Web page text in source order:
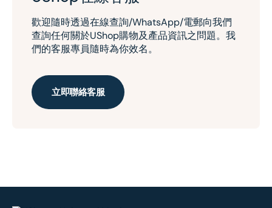
歡迎隨時透過在線查詢/WhatsApp/電郵向我們
查詢任何關於UShop購物及產品資訊之問題。我
們的客服專員隨時為你效名。
立即聯絡客服